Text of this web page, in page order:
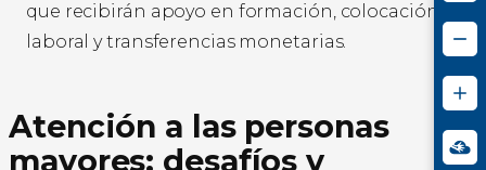
que recibirán apoyo en formación, colocación
laboral y transferencias monetarias.
Atención a las personas
mayores: desafíos y